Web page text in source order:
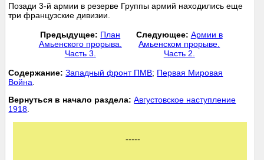
Позади 3-й армии в резерве Группы армий находились еще
три французские дивизии.
Предыдущее: План
Амьенского прорыва.
Часть 3.
Следующее: Армии в
Амьенском прорыве.
Часть 2.
Cодержание: Западный фронт ПМВ; Первая Мировая
Война
Вернуться в начало раздела: Августовское наступление
1918
-----